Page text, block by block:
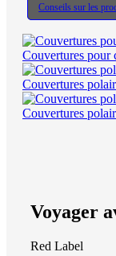
Conseils sur les
Couvertures pour
Couvertures
Couvertures
Voyager
Red Label